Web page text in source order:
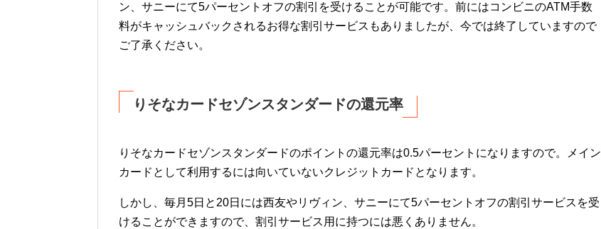
ン、サニーにて5パーセントオフの割引を受けることが可能です。前にはコンビニのATM手数
料がキャッシュバックされるお得な割引サービスもありましたが、今では終了していますので
ご了承ください。
りそなカードセゾンスタンダードの還元率
りそなカードセゾンスタンダードのポイントの還元率は0.5パーセントになりますので。メイン
カードとして利用するには向いていないクレジットカードとなります。
しかし、毎月5日と20日には西友やリヴィン、サニーにて5パーセントオフの割引サービスを受
けることができますので、割引サービス用に持つには悪くありません。